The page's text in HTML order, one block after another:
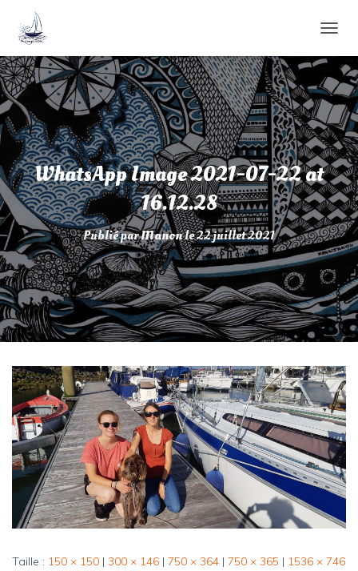
É
I
E
R
L
A
N
A
V
I
G
A
T
I
O
N
WhatsApp Image 2021-07-22 at
16.12.28
Publié parManonle22 juillet 2021
Taille : 150 × 150 | 300 × 146 | 750 × 364 | 750 × 365 | 1536 × 746